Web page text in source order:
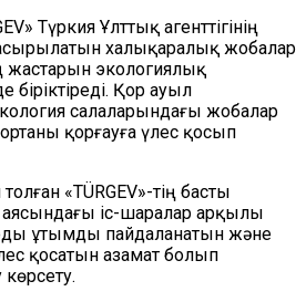
Түркия Ұлттық агенттігінің
халықаралық жобалар
жастарын экологиялық
біріктіреді. Қор ауыл
салаларындағы жобалар
қорғауға үлес қосып
«TÜRGEV»-тің басты
іс-шаралар арқылы
ұтымды пайдаланатын және
қосатын азамат болып